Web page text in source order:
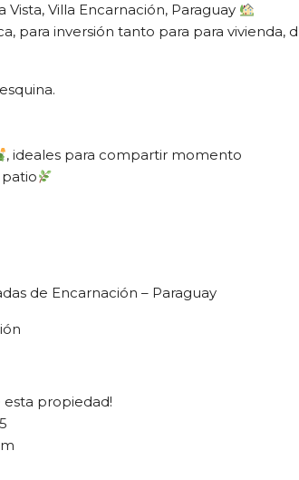
Villa Encarnación, Paraguay
para inversión tanto para para vivienda,
, ideales para compartir momento
de Encarnación – Paraguay
esta propiedad!